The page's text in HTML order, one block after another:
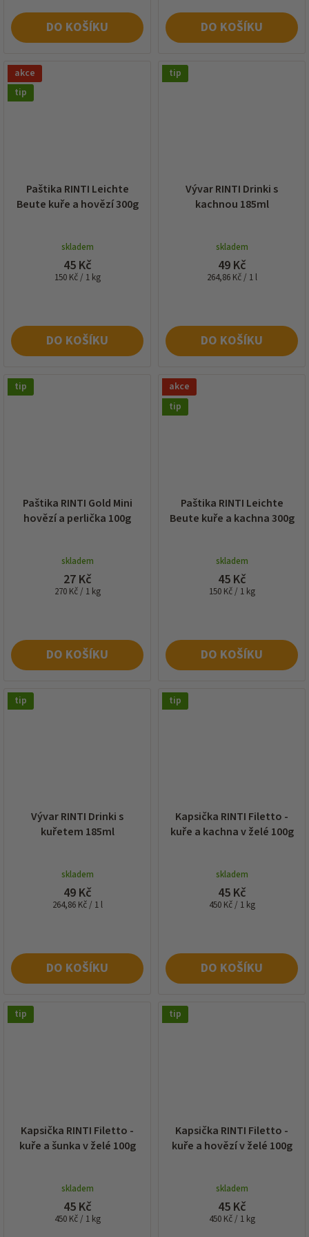
DO KOŠÍKU DO KOŠÍKU
akce
tip
Paštika RINTI Leichte
Beute kuře a hovězí 300g
skladem
45 Kč
Měrná
150 Kč / 1 kg
DO KOŠÍKU
tip
Vývar RINTI Drinki s
kachnou 185ml
skladem
49 Kč
Měrná
264,86 Kč / 1 l
DO KOŠÍKU
tip
Paštika RINTI Gold Mini
hovězí a perlička 100g
skladem
27 Kč
Měrná
270 Kč / 1 kg
DO KOŠÍKU
akce
tip
Paštika RINTI Leichte
Beute kuře a kachna 300g
skladem
45 Kč
Měrná
150 Kč / 1 kg
DO KOŠÍKU
tip
Vývar RINTI Drinki s
kuřetem 185ml
skladem
49 Kč
Měrná
264,86 Kč / 1 l
DO KOŠÍKU
tip
Kapsička RINTI Filetto -
kuře a kachna v želé 100g
skladem
45 Kč
Měrná
450 Kč / 1 kg
DO KOŠÍKU
tip
Kapsička RINTI Filetto -
kuře a šunka v želé 100g
skladem
45 Kč
Měrná
450 Kč / 1 kg
tip
Kapsička RINTI Filetto -
kuře a hovězí v želé 100g
skladem
45 Kč
Měrná
450 Kč / 1 kg